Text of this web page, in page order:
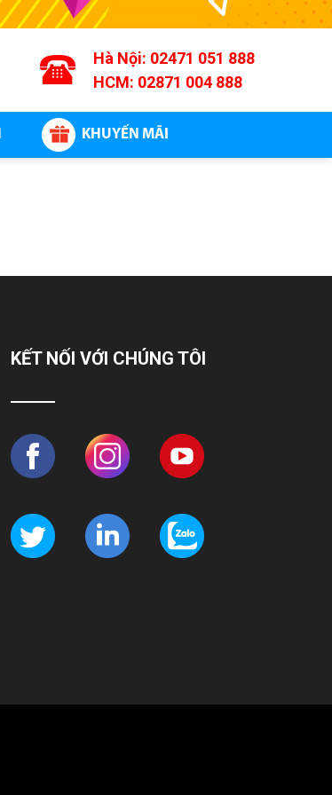
Hà Nội: 02471 051 888
HCM: 02871 004 888
KHUYẾN MÃI
KẾT NỐI VỚI CHÚNG TÔI